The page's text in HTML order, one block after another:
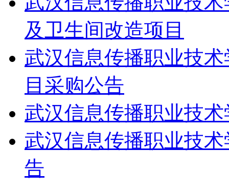
及卫生间改造项目
武汉信息传播职业技
目采购公告
武汉信息传播职业技
武汉信息传播职业技
告